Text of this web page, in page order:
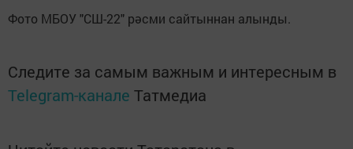
Фото МБОУ "СШ-22" рәсми сайтыннан алынды.
Следите за самым важным и интересным в
Telegram-канале Татмедиа